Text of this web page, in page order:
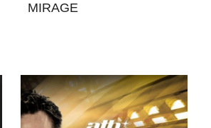
MIRAGE